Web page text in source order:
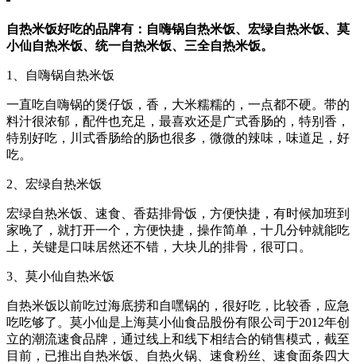
自热米饭好吃的品牌有：自嗨锅自热米饭、宏绿自热米饭、莫
小仙自热米饭、统一自热米饭、三全自热米饭。
1、自嗨锅自热米饭
一直吃自嗨锅的煲仔饭，香，大米糯糯的，一点都不硬。带的
料汁很浓郁，配件也充足，最喜欢还是广式香肠的，特别香，
特别好吃，川式香肠给的肠也很多，微微的辣味，味道足，好
吃。
2、宏绿自热米饭
宏绿自热米饭、速食、香菇排骨饭，方便快捷，有时候加班到
家晚了，就打开一个，方便快捷，操作简单，十几分钟就能吃
上，关键是口味居然还不错，大块儿的排骨，很可口。
3、莫小仙自热米饭
自热米饭以前吃过海底捞和自嘿锅的，很好吃，比较香，应急
吃吃够了。莫小仙是上海莫小仙食品股份有限公司于2012年创
立的潮流速食品牌，通过线上和线下相结合的销售模式，截至
目前，已推出自热米饭、自热火锅、速食粉丝、速食面条四大